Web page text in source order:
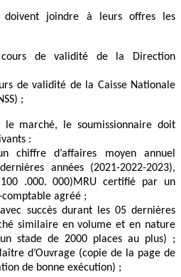
doivent joindre à leurs offres les
de validité de la Direction
de validité de la Caisse Nationale
;
marché, le soumissionnaire doit
:
chiffre d’affaires moyen annuel
années (2021-2022-2023),
.000. 000)MRU certifié par un
comptable agréé ;
succès durant les 05 dernières
similaire en volume et en nature
stade de 2000 places au plus) ;
d’Ouvrage (copie de la page de
de bonne exécution) ;